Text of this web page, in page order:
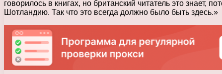
говорилось в книгах, но британский читатель это знает,
Шотландию. Так что это всегда должно было быть здесь.»